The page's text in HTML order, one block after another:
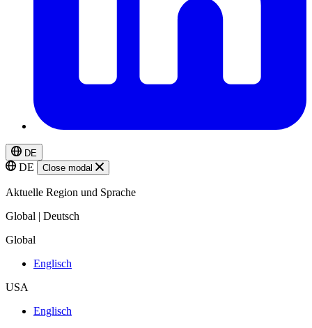
DE
DE Close modal
Aktuelle Region und Sprache
Global | Deutsch
Global
Englisch
USA
Englisch